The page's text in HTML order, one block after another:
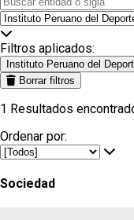
Filtros aplicados:
Instituto Peruano del
Borrar filtros
1 Resultados
Ordenar por:
Sociedad